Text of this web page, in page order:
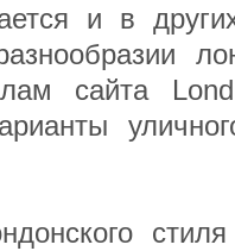
и в
сайта